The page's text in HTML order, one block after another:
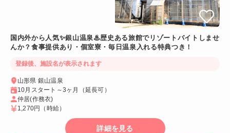
国内外から人気✨銀山温泉♨歴史ある旅館でリゾートバイトしませ
んか？食事提供あり・個室寮・毎日温泉入れる特典つき！
登録後、施設名が表示されます
山形県 銀山温泉
10月スタート～3ヶ月（延長可）
仲居(作務衣)
1,270円
（時給）
詳細を見る